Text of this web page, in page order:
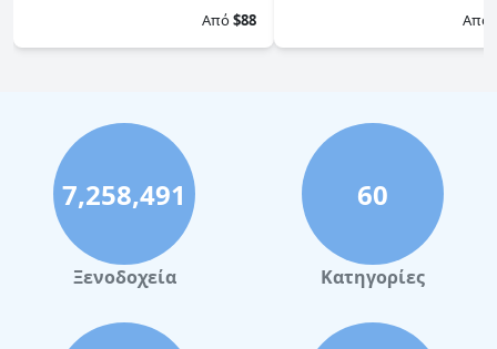
Από$88
Από
7,258,491
Ξενοδοχεία
60
Κατηγορίες